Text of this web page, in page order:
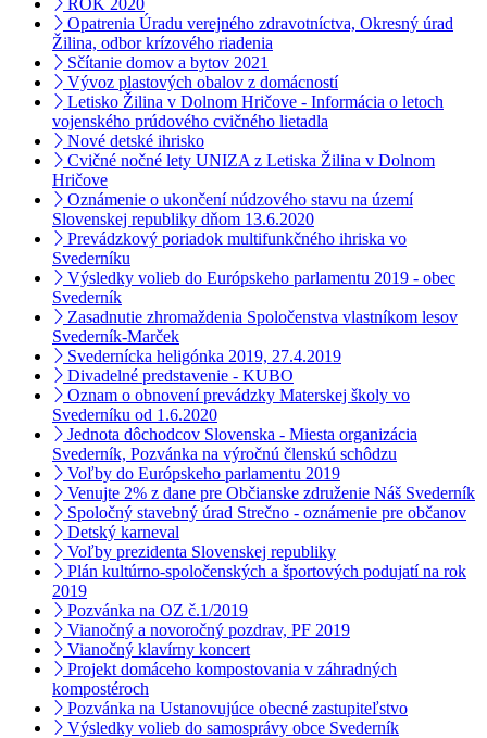
ROK 2020
Opatrenia Úradu verejného zdravotníctva, Okresný úrad
Žilina, odbor krízového riadenia
Sčítanie domov a bytov 2021
Vývoz plastových obalov z domácností
Letisko Žilina v Dolnom Hričove - Informácia o letoch
vojenského prúdového cvičného lietadla
Nové detské ihrisko
Cvičné nočné lety UNIZA z Letiska Žilina v Dolnom
Hričove
Oznámenie o ukončení núdzového stavu na území
Slovenskej republiky dňom 13.6.2020
Prevádzkový poriadok multifunkčného ihriska vo
Svederníku
Výsledky volieb do Európskeho parlamentu 2019 - obec
Svederník
Zasadnutie zhromaždenia Spoločenstva vlastníkom lesov
Svederník-Marček
Svedernícka heligónka 2019, 27.4.2019
Divadelné predstavenie - KUBO
Oznam o obnovení prevádzky Materskej školy vo
Svederníku od 1.6.2020
Jednota dôchodcov Slovenska - Miesta organizácia
Svederník, Pozvánka na výročnú členskú schôdzu
Voľby do Európskeho parlamentu 2019
Venujte 2% z dane pre Občianske združenie Náš Svederník
Spoločný stavebný úrad Strečno - oznámenie pre občanov
Detský karneval
Voľby prezidenta Slovenskej republiky
Plán kultúrno-spoločenských a športových podujatí na rok
2019
Pozvánka na OZ č.1/2019
Vianočný a novoročný pozdrav, PF 2019
Vianočný klavírny koncert
Projekt domáceho kompostovania v záhradných
kompostéroch
Pozvánka na Ustanovujúce obecné zastupiteľstvo
Výsledky volieb do samosprávy obce Svederník